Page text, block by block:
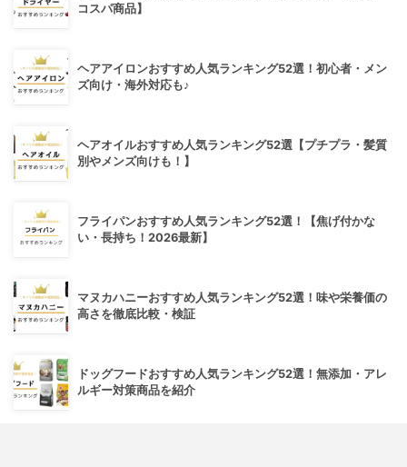
コスパ商品】
ヘアアイロンおすすめ人気ランキング52選！初心者・メン
ズ向け・海外対応も♪
ヘアオイルおすすめ人気ランキング52選【プチプラ・髪質
別やメンズ向けも！】
フライパンおすすめ人気ランキング52選！【焦げ付かな
い・長持ち！2026最新】
マヌカハニーおすすめ人気ランキング52選！味や栄養価の
高さを徹底比較・検証
ドッグフードおすすめ人気ランキング52選！無添加・アレ
ルギー対策商品を紹介